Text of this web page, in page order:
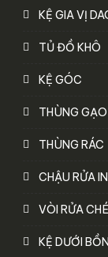
KỆ GIA VỊ
TỦ ĐỒ KHÔ
KỆ GÓC
THÙNG GẠO
THÙNG RÁC
CHẬU RỬA
VÒI RỬA
KỆ DƯỚI